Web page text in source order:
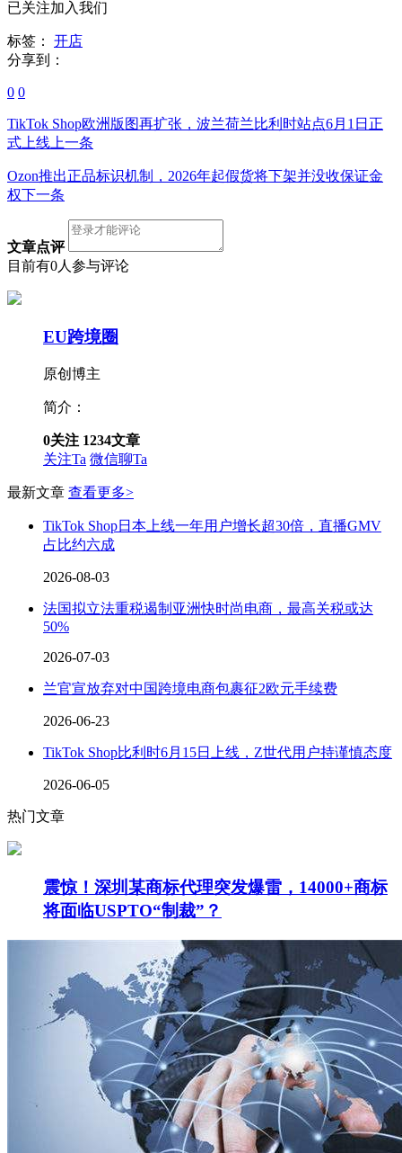
已关注加入我们
标签：
开店
分享到：
0 0
TikTok Shop欧洲版图再扩张，波兰荷兰比利时站点6月1日正
式上线 上一条
Ozon推出正品标识机制，2026年起假货将下架并没收保证金
权下一条
文章点评
目前有0人参与评论
EU跨境圈
原创博主
简介：
0关注 1234文章
关注Ta 微信聊Ta
最新文章 查看更多>
TikTok Shop日本上线一年用户增长超30倍，直播GMV
占比约六成
2026-08-03
法国拟立法重税遏制亚洲快时尚电商，最高关税或达
50%
2026-07-03
兰官宣放弃对中国跨境电商包裹征2欧元手续费
2026-06-23
TikTok Shop比利时6月15日上线，Z世代用户持谨慎态度
2026-06-05
热门文章
震惊！深圳某商标代理突发爆雷，14000+商标
将面临USPTO“制裁”？